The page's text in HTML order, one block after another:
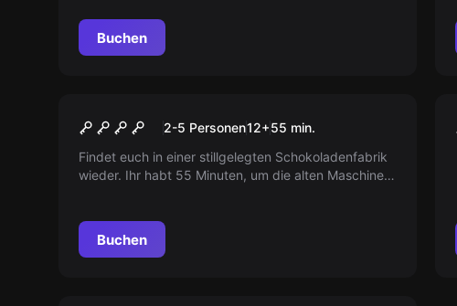
Buchen
Die Fabrik2-5 Personen12+55 min.
Findet euch in einer stillgelegten Schokoladenfabrik
wieder. Ihr habt 55 Minuten, um die alten Maschinen
Buchen